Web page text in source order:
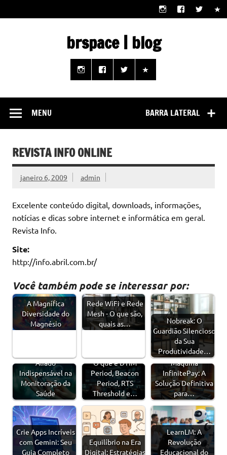
content
brspace | blog
Descubra como a tecnologia pode melhorar sua vida |
Junte-se a nós rumo a um futuro em que o útil e prático
estão ao seu alcance!
BARRA LATERAL
MENU
REVISTA INFO ONLINE
janeiro 6, 2009 admin
Excelente conteúdo digital, downloads, informações,
notícias e dicas sobre internet e informática em geral.
Revista Info.
Site:
http://info.abril.com.br/
Você também pode se interessar por:
A Magnífica
Diversidade do
Magnésio
Rede WiFi e Rede
Mesh - O que são,
quais as…
Nobreak: O
Guardião Silencioso
da Sua
Produtividade…
Aliado
Indispensável na
Monitoração da
Saúde
O que é DTIM
Period, Beacon
Period, RTS
Threshold e…
Máquina
InfinitePay: A
Solução Definitiva
para…
Crie Apps Incríveis
com Gemini: Seu
Guia Completo
Equilíbrio na Era
Digital: Estratégias
LearnLM: A
Revolução
Educacional do